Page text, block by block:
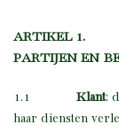
ARTIKEL 1.
PARTIJEN EN
1.1 Klant:
haar diensten